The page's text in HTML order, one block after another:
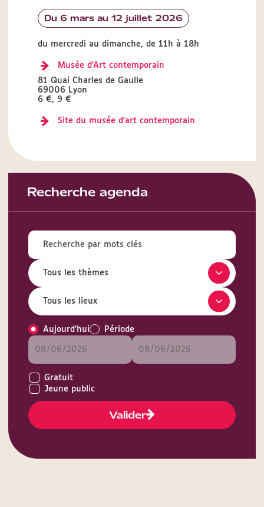
Du 6 mars au 12 juillet 2026
du mercredi au dimanche, de 11h à 18h
Musée d'Art contemporain
81 Quai Charles de Gaulle
69006 Lyon
6 €, 9 €
Site du musée d'art contemporain
Recherche agenda
Aujourd'hui Période
Gratuit
Jeune public
Valider